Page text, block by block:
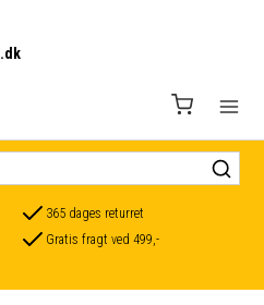
365 dages returret
Gratis fragt ved 499,-